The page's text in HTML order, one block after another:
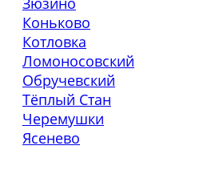
Коньково
Котловка
Ломоносовский
Обручевский
Тёплый Стан
Черемушки
Ясенево